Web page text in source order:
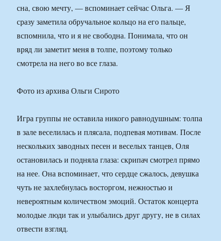
сна, свою мечту, — вспоминает сейчас Ольга. — Я
сразу заметила обручальное кольцо на его пальце,
вспомнила, что и я не свободна. Понимала, что он
вряд ли заметит меня в толпе, поэтому только
смотрела на него во все глаза.
Фото из архива Ольги Сирото
Игра группы не оставила никого равнодушным: толпа
в зале веселилась и плясала, подпевая мотивам. После
нескольких заводных песен и веселых танцев, Оля
остановилась и подняла глаза: скрипач смотрел прямо
на нее. Она вспоминает, что сердце сжалось, девушка
чуть не захлебнулась восторгом, нежностью и
невероятным количеством эмоций. Остаток концерта
молодые люди так и улыбались друг другу, не в силах
отвести взгляд.